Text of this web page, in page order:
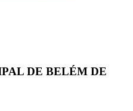
DE BELÉM DE